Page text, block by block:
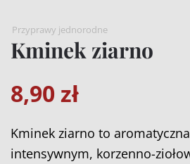
Przyprawy jednorodne
Kminek ziarno
8,90 zł
Kminek ziarno to
intensywnym, korzenno-